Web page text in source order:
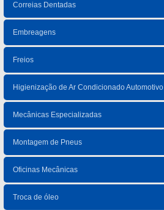
Correias Dentadas
Embreagens
Freios
Higienização de Ar Condicionado Automotivo
Mecânicas Especializadas
Montagem de Pneus
Oficinas Mecânicas
Troca de óleo